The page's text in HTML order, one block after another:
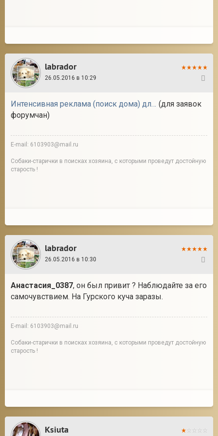
labrador
26.05.2016 в 10:29
Интенсивная реклама (поиск дома) для животных сайта (для заявок
форумчан)
E-mail: 6103903@mail.ru
Собаки-старички в поисках хозяина, с которыми проведут достойную
старость !
labrador
26.05.2016 в 10:30
Анастасия_0387, он был привит ? Наблюдайте за его
самочувствием. На Гурского куча заразы.
E-mail: 6103903@mail.ru
Собаки-старички в поисках хозяина, с которыми проведут достойную
старость !
Ksiuta